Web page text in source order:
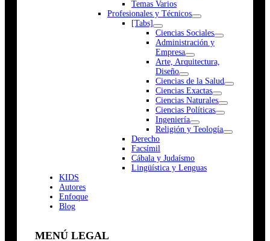
Temas Varios
Profesionales y Técnicos
[Tabs]
Ciencias Sociales
Administración y
Empresa
Arte, Arquitectura,
Diseño
Ciencias de la Salud
Ciencias Exactas
Ciencias Naturales
Ciencias Políticas
Ingeniería
Religión y Teología
Derecho
Facsímil
Cábala y Judaísmo
Lingüística y Lenguas
KIDS
Autores
Enfoque
Blog
MENÚ LEGAL